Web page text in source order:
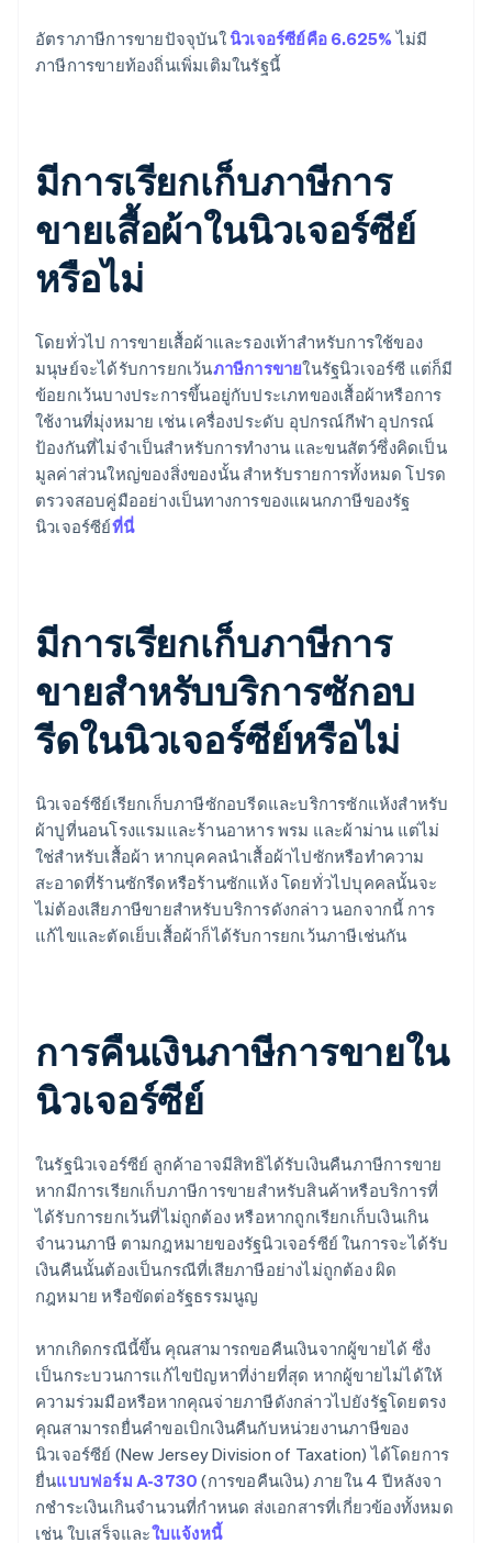
อัตราภาษีการขายปัจจุบันใ นิวเจอร์ซีย์คือ 6.625%ไม่มี
ภาษีการขายท้องถิ่นเพิ่มเติมในรัฐนี้
มีการเรียกเก็บภาษีการ
ขายเสื้อผ้าในนิวเจอร์ซีย์
หรือไม่
โดยทั่วไป การขายเสื้อผ้าและรองเท้าสำหรับการใช้ของ
มนุษย์จะได้รับการยกเว้นภาษีการขายในรัฐนิวเจอร์ซี แต่ก็มี
ข้อยกเว้นบางประการขึ้นอยู่กับประเภทของเสื้อผ้าหรือการ
ใช้งานที่มุ่งหมาย เช่น เครื่องประดับ อุปกรณ์กีฬา อุปกรณ์
ป้องกันที่ไม่จำเป็นสำหรับการทำงาน และขนสัตว์ซึ่งคิดเป็น
มูลค่าส่วนใหญ่ของสิ่งของนั้น สำหรับรายการทั้งหมด โปรด
ตรวจสอบคู่มืออย่างเป็นทางการของแผนกภาษีของรัฐ
นิวเจอร์ซีย์ที่นี่
มีการเรียกเก็บภาษีการ
ขายสำหรับบริการซักอบ
รีดในนิวเจอร์ซีย์หรือไม่
นิวเจอร์ซีย์เรียกเก็บภาษีซักอบรีดและบริการซักแห้งสําหรับ
ผ้าปูที่นอนโรงแรมและร้านอาหาร พรม และผ้าม่าน แต่ไม่
ใช่สําหรับเสื้อผ้า หากบุคคลนำเสื้อผ้าไปซักหรือทำความ
สะอาดที่ร้านซักรีดหรือร้านซักแห้ง โดยทั่วไปบุคคลนั้นจะ
ไม่ต้องเสียภาษีขายสำหรับบริการดังกล่าว นอกจากนี้ การ
แก้ไขและตัดเย็บเสื้อผ้าก็ได้รับการยกเว้นภาษีเช่นกัน
การคืนเงินภาษีการขายใน
นิวเจอร์ซีย์
ในรัฐนิวเจอร์ซีย์ ลูกค้าอาจมีสิทธิได้รับเงินคืนภาษีการขาย
หากมีการเรียกเก็บภาษีการขายสำหรับสินค้าหรือบริการที่
ได้รับการยกเว้นที่ไม่ถูกต้อง หรือหากถูกเรียกเก็บเงินเกิน
จำนวนภาษี ตามกฎหมายของรัฐนิวเจอร์ซีย์ ในการจะได้รับ
เงินคืนนั้นต้องเป็นกรณีที่เสียภาษีอย่างไม่ถูกต้อง ผิด
กฎหมาย หรือขัดต่อรัฐธรรมนูญ
หากเกิดกรณีนี้ขึ้น คุณสามารถขอคืนเงินจากผู้ขายได้ ซึ่ง
เป็นกระบวนการแก้ไขปัญหาที่ง่ายที่สุด หากผู้ขายไม่ได้ให้
ความร่วมมือหรือหากคุณจ่ายภาษีดังกล่าวไปยังรัฐโดยตรง
คุณสามารถยื่นคําขอเบิกเงินคืนกับหน่วยงานภาษีของ
นิวเจอร์ซีย์ (New Jersey Division of Taxation) ได้โดยการ
ยื่นแบบฟอร์ม A-3730 (การขอคืนเงิน) ภายใน 4 ปีหลังจา
กชําระเงินเกินจํานวนที่กําหนด ส่งเอกสารที่เกี่ยวข้องทั้งหมด
เช่น ใบเสร็จและใบแจ้งหนี้